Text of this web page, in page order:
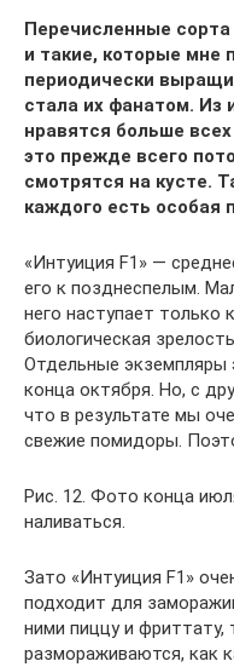
Перечисленные
и такие, которые мне
периодически
стала их фанатом. Из
нравятся больше
это прежде всего
смотрятся на кусте.
каждого есть особая
«Интуиция F1» —
его к позднеспелым.
него наступает только
биологическая
Отдельные
конца октября. Но, с
что в результате мы
свежие помидоры.
Рис. 12. Фото конца
наливаться.
Зато «Интуиция F1»
подходит для
ними пиццу и фриттату,
размораживаются, как